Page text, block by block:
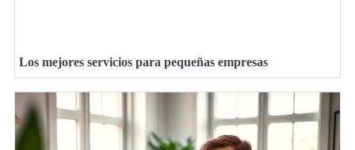
Los mejores servicios para pequeñas empresas